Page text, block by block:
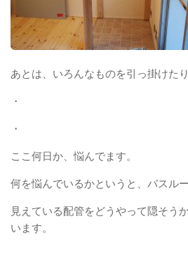
あとは、いろんなものを引っ掛けた
・
・
ここ何日か、悩んでます。
何を悩んでいるかというと、バスルー
見えている配管をどうやって隠そう
います。